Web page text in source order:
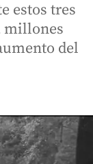
estos tres
millones
del